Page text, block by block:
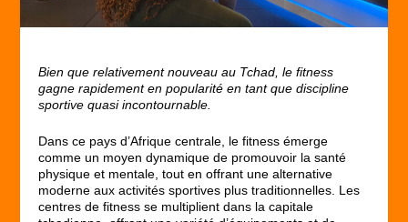
Bien que relativement nouveau au Tchad, le fitness
gagne rapidement en popularité en tant que discipline
sportive quasi incontournable.
Dans ce pays d’Afrique centrale, le fitness émerge
comme un moyen dynamique de promouvoir la santé
physique et mentale, tout en offrant une alternative
moderne aux activités sportives plus traditionnelles. Les
centres de fitness se multiplient dans la capitale